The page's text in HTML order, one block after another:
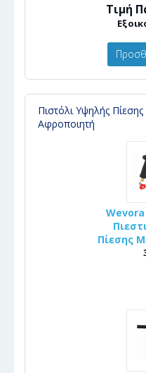
Τιμή
Πιστόλι Υψηλής
Αφροποιητή
Wevora
Πίεσης